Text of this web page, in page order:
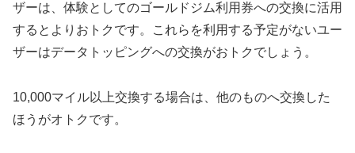
ザーは、体験としてのゴールドジム利用券への交換に活用
するとよりおトクです。これらを利用する予定がないユー
ザーはデータトッピングへの交換がおトクでしょう。
10,000マイル以上交換する場合は、他のものへ交換した
ほうがオトクです。